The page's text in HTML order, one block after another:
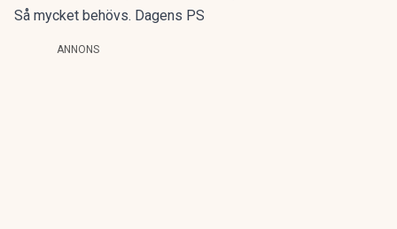
Så mycket behövs. Dagens PS
ANNONS